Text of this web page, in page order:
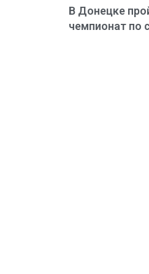
В Донецке
чемпионат по